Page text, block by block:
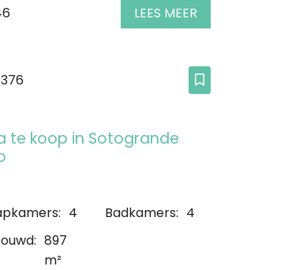
LEES MEER
te koop in Sotogrande
4 Badkamers: 4
897
m²